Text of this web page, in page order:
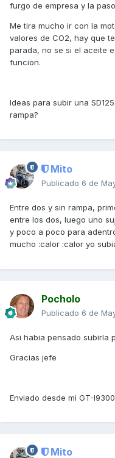
furgo de empresa y la
Me tira mucho ir con la
valores de CO2, hay que
parada, no se si el aceite
funcion.
Ideas para subir una
rampa?
Mito
Publicado 6 de
Entre dos y sin rampa,
entre los dos, luego uno
y poco a poco para
mucho :calor :calor yo
Pocholo
Publicado 6 de
Asi habia pensado subirla
Gracias jefe
Enviado desde mi GT-
Mito